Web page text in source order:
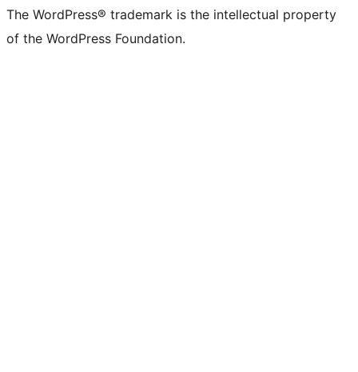
The WordPress® trademark is the intellectual property
of the WordPress Foundation.